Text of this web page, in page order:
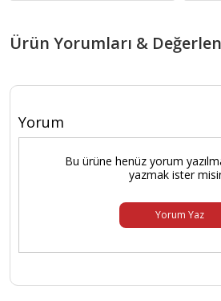
Ürün Yorumları &
Yorum
Bu ürüne henüz yorum
yazmak ister
Yorum Yaz